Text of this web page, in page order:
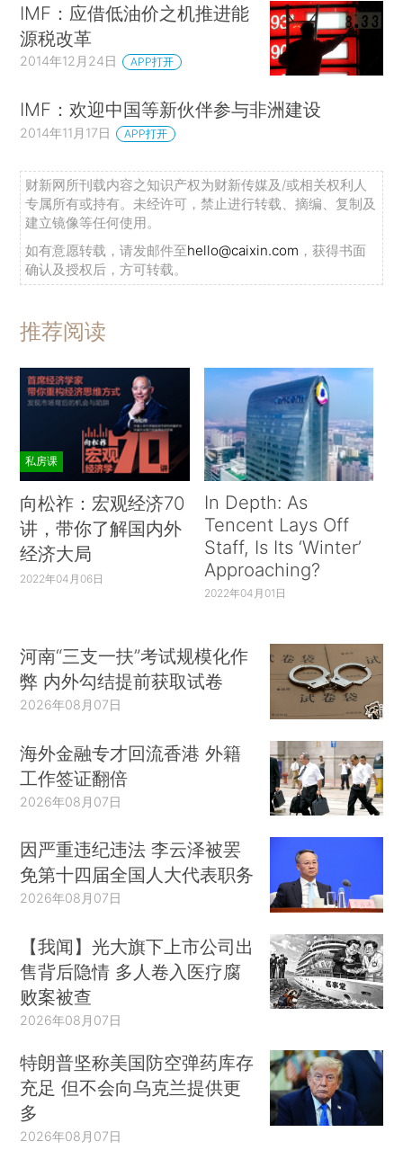
IMF：应借低油价之机推进能
源税改革
2014年12月24日 APP打开
IMF：欢迎中国等新伙伴参与非洲建设
2014年11月17日 APP打开
财新网所刊载内容之知识产权为财新传媒及/或相关权利人
专属所有或持有。未经许可，禁止进行转载、摘编、复制及
建立镜像等任何使用。
如有意愿转载，请发邮件至hello@caixin.com ，获得书面
确认及授权后，方可转载。
推荐阅读
私房课
向松祚：宏观经济70
讲，带你了解国内外
经济大局
2022年04月06日
In Depth: As
Tencent Lays Off
Staff, Is Its ‘Winter’
Approaching?
2022年04月01日
河南“三支一扶”考试规模化作
弊 内外勾结提前获取试卷
2026年08月07日
海外金融专才回流香港 外籍
工作签证翻倍
2026年08月07日
因严重违纪违法 李云泽被罢
免第十四届全国人大代表职务
2026年08月07日
【我闻】光大旗下上市公司出
售背后隐情 多人卷入医疗腐
败案被查
2026年08月07日
特朗普坚称美国防空弹药库存
充足 但不会向乌克兰提供更
多
2026年08月07日